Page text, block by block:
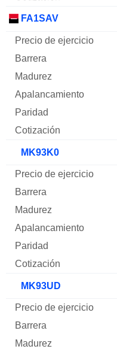
FA1SAV
MK93K0
MK93UD